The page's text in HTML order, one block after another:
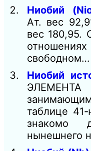
Ниобий
Aт. вес
вес 180,95.
свободном…
Ниобий
таблице
знакомо
нынешнего